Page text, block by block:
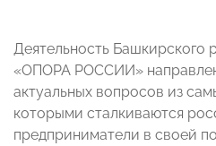
Деятельность Башкирского
«ОПОРА РОССИИ»
актуальных вопросов из
которыми сталкиваются
предприниматели в своей